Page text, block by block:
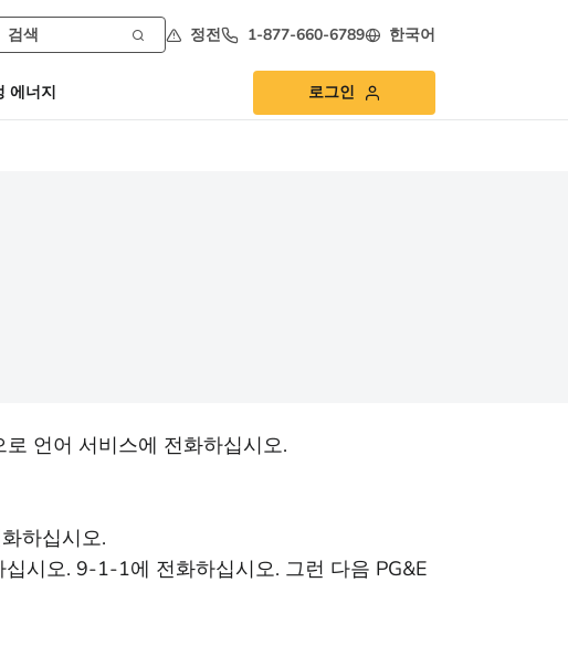
정전 1-877-660-6789 한국어
에너지 로그인
로 언어 서비스에 전화하십시오.
하십시오.
시오. 9-1-1에 전화하십시오. 그런 다음 PG&E